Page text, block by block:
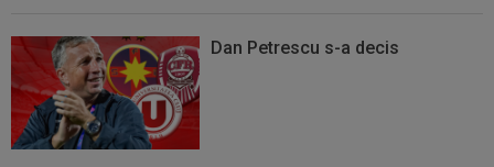
Dan Petrescu s-a decis